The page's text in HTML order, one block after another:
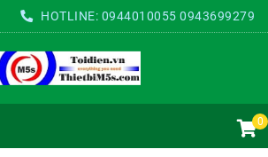
HOTLINE: 0944010055 0943699279
0